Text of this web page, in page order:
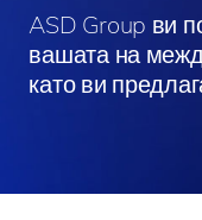
ASD Group ви
вашата на
като ви